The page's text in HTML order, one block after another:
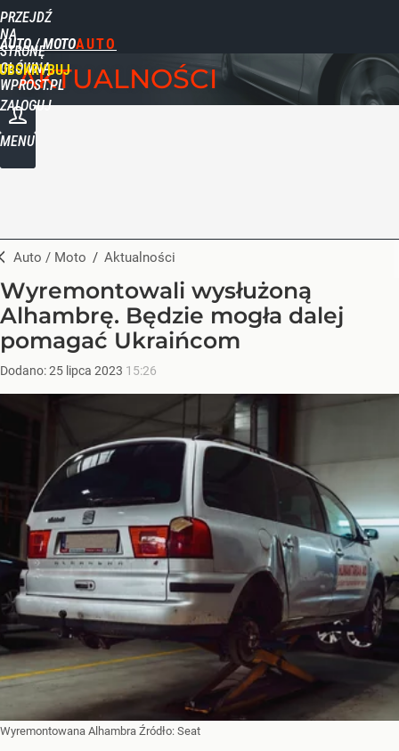
PRZEJDŹ
NA
STRONĘ
GŁÓWNĄ
WPROST.PL
AUTO / MOTO
ZALOGUJ
MENU
AKTUALNOŚCI
Auto / Moto / Aktualności
Wyremontowali wysłużoną
Alhambrę. Będzie mogła dalej
pomagać Ukraińcom
Dodano:25 lipca 2023 15:26
Wyremontowana Alhambra Źródło: Seat